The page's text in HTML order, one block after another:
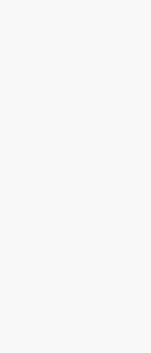
вам знадобиться:
Потрібно змішати 4 ложки
та сік половини
15 хвилин додати 3
і можна